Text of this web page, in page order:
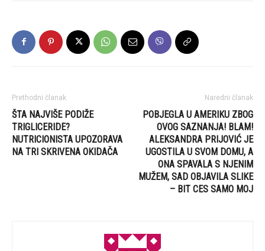
Prethodni članak
ŠTA NAJVIŠE PODIŽE
TRIGLICERIDE?
NUTRICIONISTA UPOZORAVA
NA TRI SKRIVENA OKIDAČA
Naredni članak
POBJEGLA U AMERIKU ZBOG
OVOG SAZNANJA! BLAM!
ALEKSANDRA PRIJOVIĆ JE
UGOSTILA U SVOM DOMU, A
ONA SPAVALA S NJENIM
MUŽEM, SAD OBJAVILA SLIKE
– BIT CES SAMO MOJ